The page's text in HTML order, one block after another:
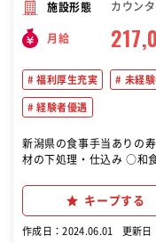
施設形態 カウン
月給
福利厚生充実 未経
経験者優遇
新潟県の食事手当ありの寿
材の下処理・仕込み ○和
一つ先輩スタッフが丁寧
キープする
作成日：2024.06.01 更新日